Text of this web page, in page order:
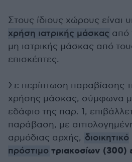
Στους ίδιους χώρους είναι
χρήση ιατρικής μάσκας από
μη ιατρικής μάσκας από
επισκέπτες.
Σε περίπτωση παραβίασης
χρήσης μάσκας, σύμφωνα
εδάφιο της παρ. 1,
παράβαση, με
αρμόδιας αρχής, διοικητικό
πρόστιμο τριακοσίων (300)